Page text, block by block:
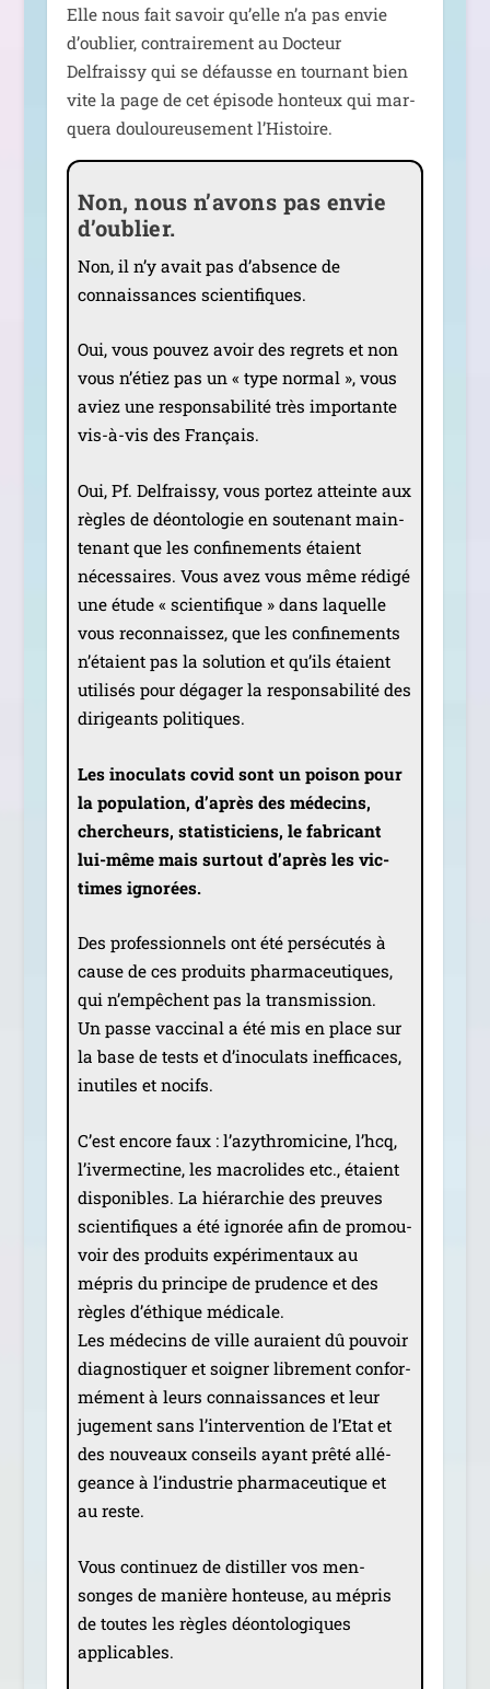
Elle nous fait savoir qu’elle n’a pas envie
d’ou­blier, contrai­re­ment au Docteur
Delfraissy qui se défausse en tour­nant bien
vite la page de cet épi­sode hon­teux qui mar­
que­ra dou­lou­reu­se­ment l’Histoire.
Non, nous n’avons pas envie
d’oublier.
Non, il n’y avait pas d’absence de
connais­sances scientifiques.
Oui, vous pou­vez avoir des regrets et non
vous n’étiez pas un « type nor­mal », vous
aviez une res­pon­sa­bi­li­té très impor­tante
vis-à-vis des Français.
Oui, Pf. Delfraissy, vous por­tez atteinte aux
règles de déon­to­lo­gie en sou­te­nant main­
te­nant que les confi­ne­ments étaient
néces­saires. Vous avez vous même rédi­gé
une étude « scien­ti­fique » dans laquelle
vous recon­nais­sez, que les confi­ne­ments
n’étaient pas la solu­tion et qu’ils étaient
uti­li­sés pour déga­ger la res­pon­sa­bi­li­té des
diri­geants politiques.
Les ino­cu­lats covid sont un poi­son pour
la popu­la­tion, d’après des méde­cins,
cher­cheurs, sta­tis­ti­ciens, le fabri­cant
lui-même mais sur­tout d’après les vic­
times ignorées.
Des pro­fes­sion­nels ont été per­sé­cu­tés à
cause de ces pro­duits phar­ma­ceu­tiques,
qui n’empêchent pas la trans­mis­sion.
Un passe vac­ci­nal a été mis en place sur
la base de tests et d’inoculats inef­fi­caces,
inutiles et nocifs.
C’est encore faux : l’azythromicine, l’hcq,
l’ivermectine, les macro­lides etc., étaient
dis­po­nibles. La hié­rar­chie des preuves
scien­ti­fiques a été igno­rée afin de pro­mou­
voir des pro­duits expé­ri­men­taux au
mépris du prin­cipe de pru­dence et des
règles d’éthique médi­cale.
Les méde­cins de ville auraient dû pou­voir
diag­nos­ti­quer et soi­gner libre­ment confor­
mé­ment à leurs connais­sances et leur
juge­ment sans l’intervention de l’Etat et
des nou­veaux conseils ayant prê­té allé­
geance à l’industrie phar­ma­ceu­tique et
au reste.
Vous conti­nuez de dis­til­ler vos men­
songes de manière hon­teuse, au mépris
de toutes les règles déon­to­lo­giques
applicables.